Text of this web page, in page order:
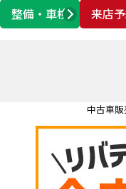
整備・車検
来店
営業時間 AM10:00 ～
中古車販